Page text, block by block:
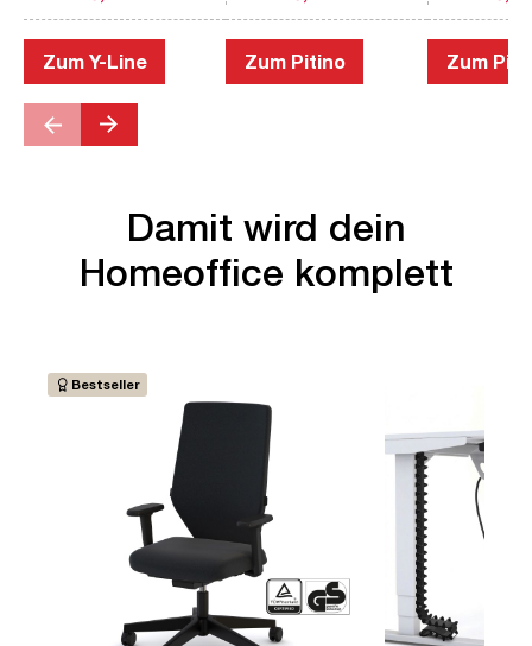
Zum Y-Line Zum Pitino Zum
Damit wird dein
Homeoffice komplett
Bestseller